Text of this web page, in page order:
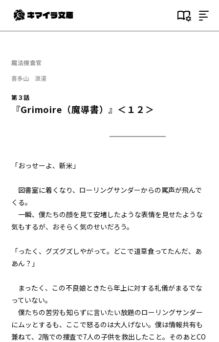
目次
『Serial killer（連続殺人鬼）』
『Serial killer（連続殺人鬼）』
第１話
＜６＞
第１話
『Serial killer（連続殺人鬼）』
＜７＞
魔法捜査官
喜多山 浪漫
第３話
『Grimoire（魔導書）』＜１２＞
「おっせーよ、新米」
図書室に着くなり、ローリングサンダーからの罵声が飛んで
くる。
一瞬、僕たちの顔を見て安堵したような表情を見せたような
気もするが、おそらく気のせいだろう。
「ったく、グズグズしやがって。どこで道草食ってたんだ、あ
あん？」
まったく、この不良娘ときたら年上に対する礼儀がまるでな
っていない。
僕たちの苦労も知らずに言いたい放題のローリングサンダー
にムッとするも、ここで怒るのは大人げない。僕は情報共有も
兼ねて、2階での捜査で7人の子供を救出したこと。そのあとCO